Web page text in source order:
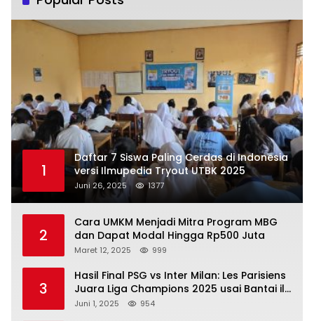
1
Daftar 7 Siswa Paling Cerdas di Indonesia
versi Ilmupedia Tryout UTBK 2025
Juni 26, 2025 1377
2
Cara UMKM Menjadi Mitra Program MBG
dan Dapat Modal Hingga Rp500 Juta
Maret 12, 2025 999
3
Hasil Final PSG vs Inter Milan: Les Parisiens
Juara Liga Champions 2025 usai Bantai il
Nerazzurri
Juni 1, 2025 954